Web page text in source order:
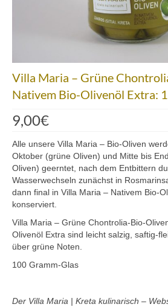
Speisen
Brunch (DO, FR und SA, 11.00
Mezedes & Salat
Getränke
News
Shop
Back- & Teigwaren
Villa Maria – Grüne
Nativem Bio-Olivenöl Extra:
9,00€
Alle unsere Villa Maria – Bio-Oliven
Oktober (grüne Oliven) und Mitte bis
Oliven) geerntet, nach dem Entbittern
Wasserwechseln zunächst in
dann final in Villa Maria – Nativem Bio-
konserviert.
Villa Maria – Grüne Chontrolia-Bio-
Olivenöl Extra sind leicht salzig, saftig-
über grüne Noten.
100 Gramm-Glas
Der Villa Maria | Kreta kulinarisch –